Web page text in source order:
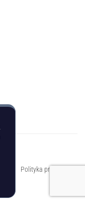
Polityka prywatności